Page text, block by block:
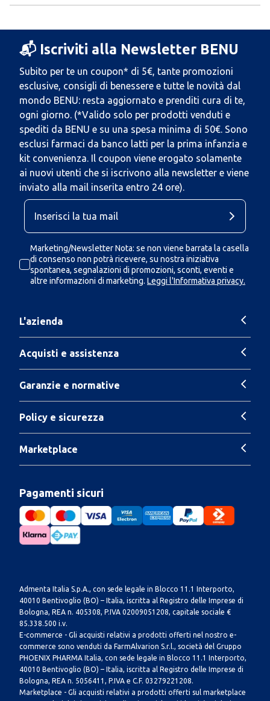
📬 Iscriviti alla Newsletter BENU
Subito per te un coupon* di 5€, tante promozioni
esclusive, consigli di benessere e tutte le novità dal
mondo BENU: resta aggiornato e prenditi cura di te,
ogni giorno. (*Valido solo per prodotti venduti e
spediti da BENU e su una spesa minima di 50€. Sono
esclusi farmaci da banco latti per la prima infanzia e
kit convenienza. Il coupon viene erogato solamente
ai nuovi utenti che si iscrivono alla newsletter e viene
inviato alla mail inserita entro 24 ore).
Marketing/Newsletter Nota: se non viene barrata la casella
di consenso non potrà ricevere, su nostra iniziativa
spontanea, segnalazioni di promozioni, sconti, eventi e
altre informazioni di marketing. Leggi l'Informativa privacy.
L'azienda
Acquisti e assistenza
Garanzie e normative
Policy e sicurezza
Marketplace
Pagamenti sicuri
Admenta Italia S.p.A., con sede legale in Blocco 11.1 Interporto,
40010 Bentivoglio (BO) – Italia, iscritta al Registro delle Imprese di
Bologna, REA n. 405308, P.IVA 02009051208, capitale sociale €
85.338.500 i.v.
E-commerce - Gli acquisti relativi a prodotti offerti nel nostro e-
commerce sono venduti da FarmAlvarion S.r.l., società del Gruppo
PHOENIX PHARMA Italia, con sede legale in Blocco 11.1 Interporto,
40010 Bentivoglio (BO) – Italia, iscritta al Registro delle Imprese di
Bologna, REA n. 5056411, P.IVA e C.F. 03279221208.
Marketplace - Gli acquisti relativi a prodotti offerti sul marketplace